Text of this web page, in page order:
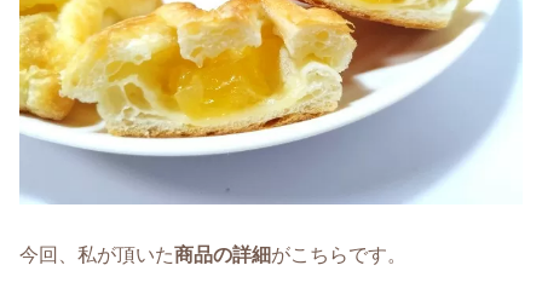
今回、私が頂いた商品の詳細がこちらです。